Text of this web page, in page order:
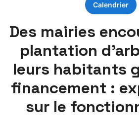
Calendrier
Des mairies
plantation
leurs habitants
financement :
sur le